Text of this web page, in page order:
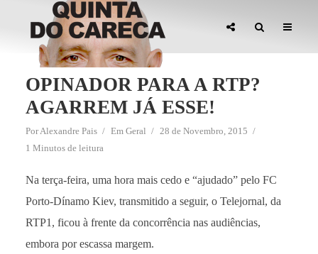
OPINADOR PARA A RTP?
AGARREM JÁ ESSE!
PorAlexandre Pais Em Geral
28 de Novembro, 2015
1 Minutos de leitura
Na terça-feira, uma hora mais cedo e “ajudado” pelo FC
Porto-Dínamo Kiev, transmitido a seguir, o Telejornal, da
RTP1, ficou à frente da concorrência nas audiências,
embora por escassa margem.